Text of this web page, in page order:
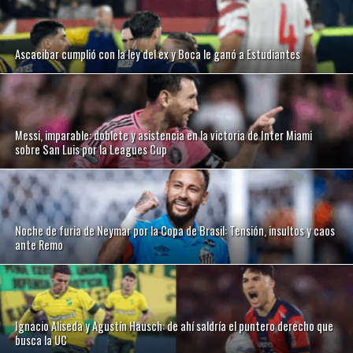
Ascacibar cumplió con la ley del ex y Boca le ganó a Estudiantes
Messi, imparable: doblete y asistencia en la victoria de Inter Miami
sobre San Luis por la Leagues Cup
Noche de furia de Neymar por la Copa de Brasil: Tensión, insultos y caos
ante Remo
Ignacio Aliseda y Agustín Hausch: de ahí saldría el puntero derecho que
busca la UC